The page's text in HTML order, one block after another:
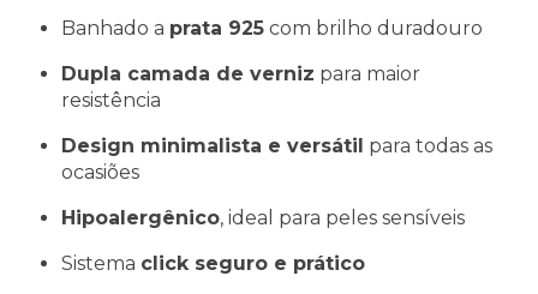
Banhado a prata 925 com brilho duradouro
Dupla camada de verniz para maior
resistência
Design minimalista e versátil para todas as
ocasiões
Hipoalergênico, ideal para peles sensíveis
Sistema click seguro e prático